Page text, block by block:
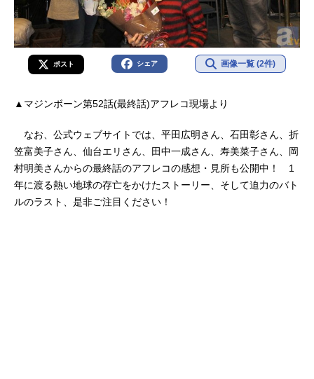
ポスト シェア 画像一覧 (2件)
▲マジンボーン第52話(最終話)アフレコ現場より
なお、公式ウェブサイトでは、平田広明さん、石田彰さん、折
笠富美子さん、仙台エリさん、田中一成さん、寿美菜子さん、岡
村明美さんからの最終話のアフレコの感想・見所も公開中！ 1
年に渡る熱い地球の存亡をかけたストーリー、そして迫力のバト
ルのラスト、是非ご注目ください！